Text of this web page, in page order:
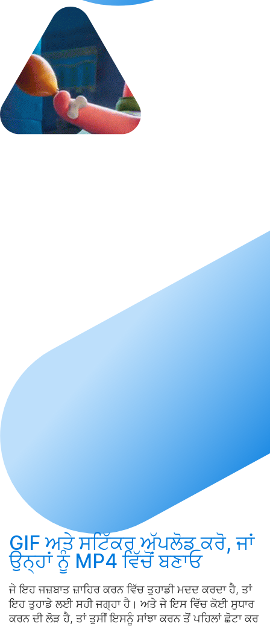
GIF ਅਤੇ ਸਟਿੱਕਰਅੱਪਲੋਡ ਕਰੋ, ਜਾਂ
ਉਨ੍ਹਾਂ ਨੂੰ MP4 ਵਿੱਚੋਂਬਣਾਓ
ਜੇ ਇਹ ਜਜ਼ਬਾਤ ਜ਼ਾਹਿਰ ਕਰਨ ਵਿੱਚ ਤੁਹਾਡੀ ਮਦਦ ਕਰਦਾ ਹੈ, ਤਾਂ
ਇਹ ਤੁਹਾਡੇ ਲਈ ਸਹੀ ਜਗ੍ਹਾ ਹੈ। ਅਤੇ ਜੇ ਇਸ ਵਿੱਚ ਕੋਈ ਸੁਧਾਰ
ਕਰਨ ਦੀ ਲੋੜ ਹੈ, ਤਾਂ ਤੁਸੀਂ ਇਸਨੂੰ ਸਾਂਝਾ ਕਰਨ ਤੋਂ ਪਹਿਲਾਂ ਛੋਟਾ ਕਰ